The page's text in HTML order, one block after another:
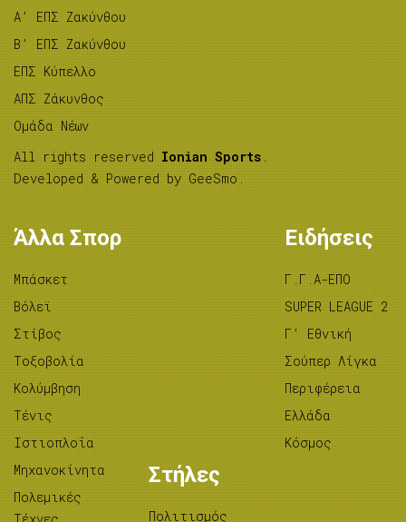
A’ ΕΠΣ Ζακύνθου
B’ ΕΠΣ Ζακύνθου
ΕΠΣ Κύπελλο
ΑΠΣ Ζάκυνθος
Ομάδα Νέων
All rights reserved Ionian Sports .
Developed & Powered by GeeSmo .
Άλλα Σπορ
Μπάσκετ
Βόλεϊ
Στίβος
Tοξοβολία
Κολύμβηση
Τένις
Ιστιοπλοΐα
Μηχανοκίνητα
Πολεμικές
Ειδήσεις
Γ.Γ.Α-ΕΠΟ
SUPER LEAGUE 2
Γ’ Εθνική
Σούπερ Λίγκα
Περιφέρεια
Ελλάδα
Κόσμος
Στήλες
Πολιτισμός